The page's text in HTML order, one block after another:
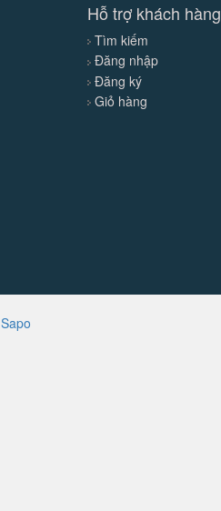
Hỗ trợ khách hàng
Tìm kiếm
Đăng nhập
Đăng ký
Giỏ hàng
Sapo